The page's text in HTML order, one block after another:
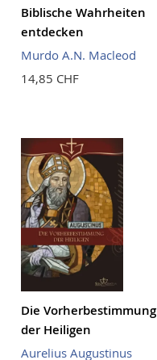
Biblische Wahrheiten
entdecken
Murdo A.N. Macleod
14,85 CHF
Die Vorherbestimmung
der Heiligen
Aurelius Augustinus